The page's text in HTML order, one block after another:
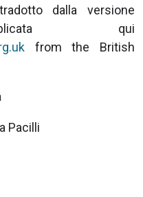
dalla versione
qui
from the British
Pacilli